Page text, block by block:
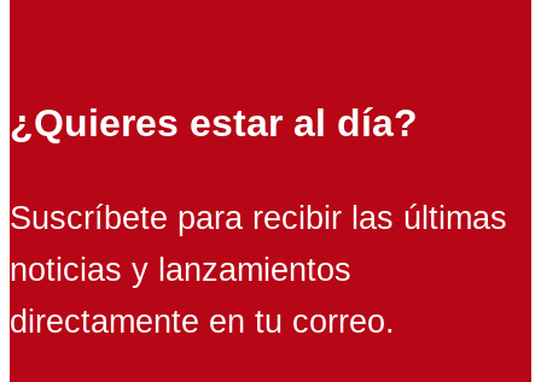
¿Quieres estar al día?
Suscríbete para recibir las últimas
noticias y lanzamientos
directamente en tu correo.